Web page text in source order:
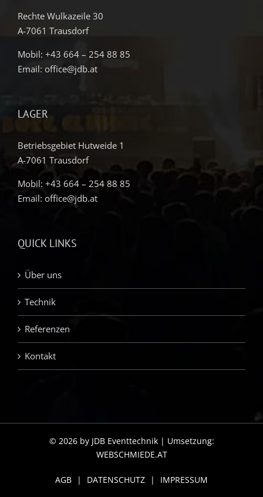
Rechte Wulkazeile 30
A-7061 Trausdorf
Mobil: +43 664 – 254 88 85
Email: office@jdb.at
LAGER
Betriebsgebiet Hutweide 1
A-7061 Trausdorf
Mobil: +43 664 – 254 88 85
Email: office@jdb.at
QUICK LINKS
Über uns
Technik
Referenzen
Kontakt
© 2026 by JDB Eventtechnik | Umsetzung:
WEBSCHMIEDE.AT
AGB | DATENSCHUTZ | IMPRESSUM